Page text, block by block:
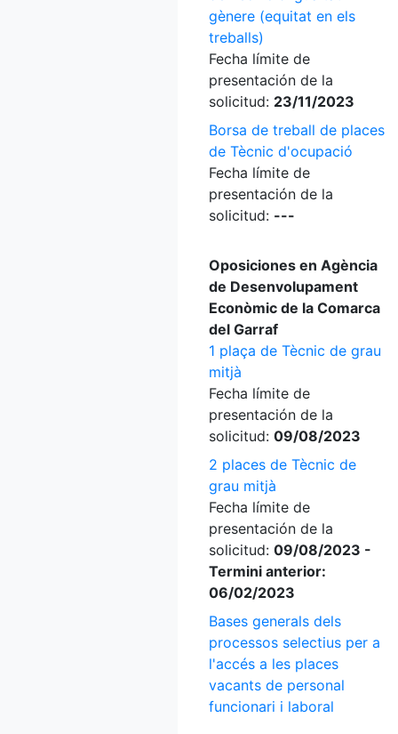
gènere (equitat en els
treballs)
Fecha límite de
presentación de la
solicitud: 23/11/2023
Borsa de treball de places
de Tècnic d'ocupació
Fecha límite de
presentación de la
solicitud: ---
Oposiciones en Agència
de Desenvolupament
Econòmic de la Comarca
del Garraf
1 plaça de Tècnic de grau
mitjà
Fecha límite de
presentación de la
solicitud: 09/08/2023
2 places de Tècnic de
grau mitjà
Fecha límite de
presentación de la
solicitud: 09/08/2023 -
Termini anterior:
06/02/2023
Bases generals dels
processos selectius per a
l'accés a les places
vacants de personal
funcionari i laboral